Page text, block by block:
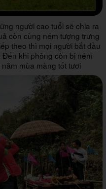
người cao tuổi sẽ chia ra
còn cùng ném tượng trưng
theo thì mọi người bắt đầu
Đến khi phông còn bị ném
mùa màng tốt tươi